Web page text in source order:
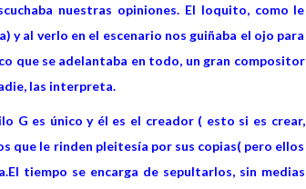
nuestras opiniones. El loquito, como le
y al verlo en el escenario nos guiñaba el ojo para
que se adelantaba en todo, un gran compositor
las interpreta.
G es único y él es el creador ( esto si es crear,
que le rinden pleitesía por sus copias( pero ellos
tiempo se encarga de sepultarlos, sin medias